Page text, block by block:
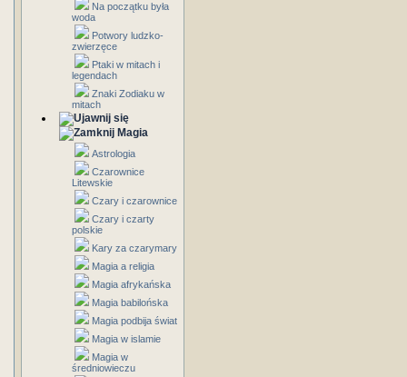
Na początku była
woda
Potwory ludzko-
zwierzęce
Ptaki w mitach i
legendach
Znaki Zodiaku w
mitach
Magia
Astrologia
Czarownice
Litewskie
Czary i czarownice
Czary i czarty
polskie
Kary za czarymary
Magia a religia
Magia afrykańska
Magia babilońska
Magia podbija świat
Magia w islamie
Magia w
średniowieczu